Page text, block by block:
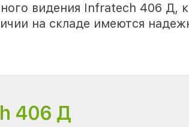
видения Infratech 406 Д,
на складе имеются
406 Д